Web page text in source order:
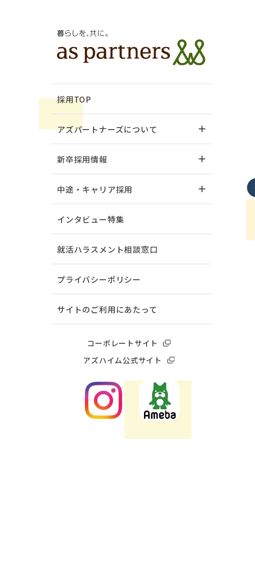
採用TOP
アズパートナーズについて
新卒採用情報
中途・キャリア採用
インタビュー特集
就活ハラスメント相談窓口
プライバシーポリシー
サイトのご利用にあたって
コーポレートサイト
アズハイム公式サイト